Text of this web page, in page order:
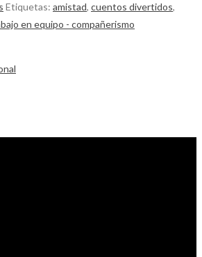
Etiquetas: amistad, cuentos divertidos,
en equipo - compañerismo